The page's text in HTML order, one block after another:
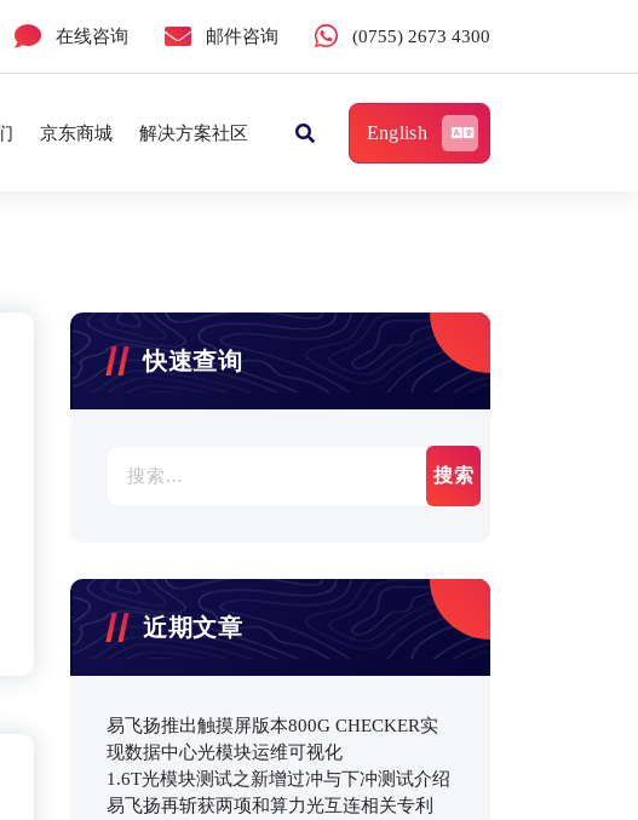
在线咨询 邮件咨询 (0755) 2673 4300
京东商城 解决方案社区 English
快速查询
索：
近期文章
易飞扬推出触摸屏版本800G CHECKER实
现数据中心光模块运维可视化
1.6T光模块测试之新增过冲与下冲测试介绍
易飞扬再斩获两项和算力光互连相关专利